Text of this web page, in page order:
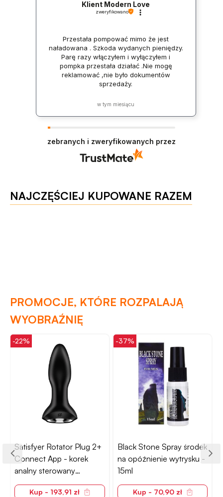
Klient Modern Love
zweryfikowano
Przestała pompować mimo że jest
naładowana . Szkoda wydanych pieniędzy.
Parę razy włączyłem i wyłączyłem i
pompka przestała działać .Nie mogę
reklamować ,nie było dokumentów
sprzedaży.
w tym miesiącu
zebranych i zweryfikowanych przez
NAJCZĘŚCIEJ KUPOWANE RAZEM
PROMOCJE, KTÓRE ROZPALAJĄ
WYOBRAŹNIĘ
-22%
Satisfyer Rotator Plug 2+
Connect App - korek
analny sterowany
telefonem czarny
Kup - 193,91 zł
-37%
Black Stone Spray środek
na opóźnienie wytrysku -
15ml
Kup - 70,90 zł